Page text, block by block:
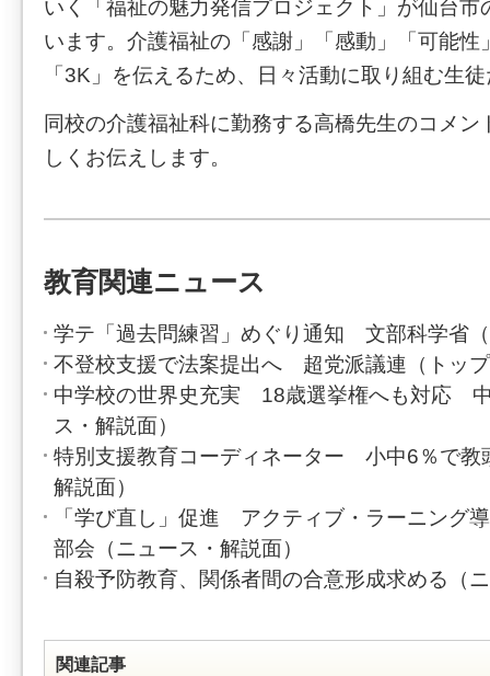
いく「福祉の魅力発信プロジェクト」が仙台市
います。介護福祉の「感謝」「感動」「可能性
「3K」を伝えるため、日々活動に取り組む生
同校の介護福祉科に勤務する高橋先生のコメン
しくお伝えします。
教育関連ニュース
学テ「過去問練習」めぐり通知 文部科学省
不登校支援で法案提出へ 超党派議連（トッ
中学校の世界史充実 18歳選挙権へも対応
ス・解説面）
特別支援教育コーディネーター 小中6％で教
解説面）
「学び直し」促進 アクティブ・ラーニング
部会（ニュース・解説面）
自殺予防教育、関係者間の合意形成求める（
関連記事